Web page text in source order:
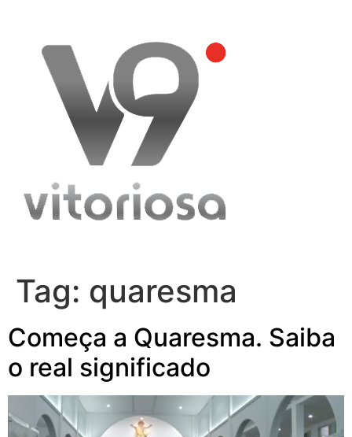
content
Tag: quaresma
Começa a Quaresma. Saiba
o real significado